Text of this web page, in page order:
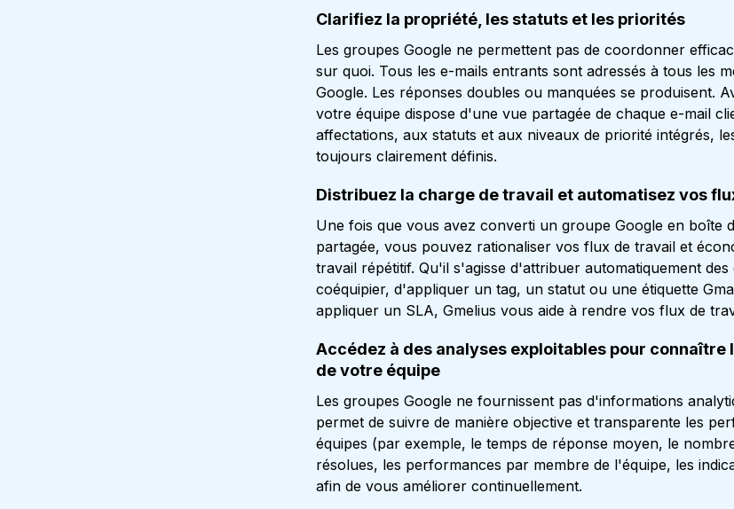
Clarifiez la propriété, les statuts et les priorités
Les groupes Google ne permettent pas de coordonner
sur quoi. Tous les e-mails entrants sont adressés à tous les
Google. Les réponses doubles ou manquées se produisent.
votre équipe dispose d'une vue partagée de chaque e-mail
affectations, aux statuts et aux niveaux de priorité intégrés,
toujours clairement définis.
Distribuez la charge de travail et automatisez vos
Une fois que vous avez converti un groupe Google en boîte
partagée, vous pouvez rationaliser vos flux de travail et
travail répétitif. Qu'il s'agisse d'attribuer automatiquement
coéquipier, d'appliquer un tag, un statut ou une étiquette
appliquer un SLA, Gmelius vous aide à rendre vos flux de
Accédez à des analyses exploitables pour connaître
de votre équipe
Les groupes Google ne fournissent pas d'informations
permet de suivre de manière objective et transparente les
équipes (par exemple, le temps de réponse moyen, le
résolues, les performances par membre de l'équipe, les
afin de vous améliorer continuellement.